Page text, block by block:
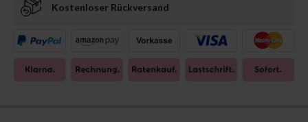
Kostenloser Rückversand